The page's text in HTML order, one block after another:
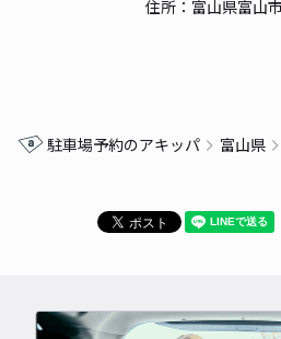
住所：富山県富山
駐車場予約のアキッパ 富山県